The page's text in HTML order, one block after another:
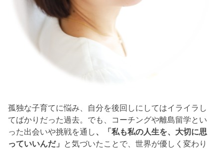
孤独な子育てに悩み、自分を後回しにしてはイライラし
てばかりだった過去。でも、コーチングや離島留学とい
った出会いや挑戦を通し、「私も私の人生を、大切に思
っていいんだ」 と気づいたことで、世界が優しく変わり